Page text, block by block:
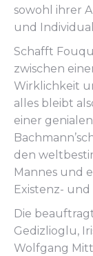
sowohl ihrer
und
Schafft
zwischen
Wirklichkeit
alles bleibt
einer
den
Mannes und
Existenz-
Die
Gedizlioglu,
Wolfgang